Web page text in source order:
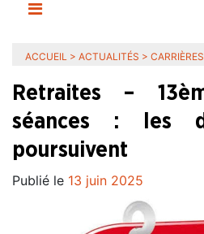
ACCUEIL > ACTUALITÉS > CARRIÈRES
Retraites –
séances : les
poursuivent
Publié le 13 juin 2025